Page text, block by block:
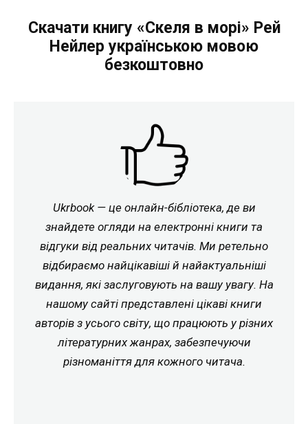
Скачати книгу «Скеля в морі» Рей
Нейлер українською мовою
безкоштовно
Ukrbook — це онлайн-бібліотека, де ви
знайдете огляди на електронні книги та
відгуки від реальних читачів. Ми ретельно
відбираємо найцікавіші й найактуальніші
видання, які заслуговують на вашу увагу. На
нашому сайті представлені цікаві книги
авторів з усього світу, що працюють у різних
літературних жанрах, забезпечуючи
різноманіття для кожного читача.